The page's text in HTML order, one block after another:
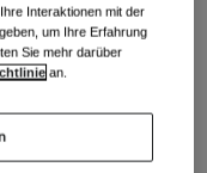
Interaktionen mit der
um Ihre Erfahrung
Sie mehr darüber
an.